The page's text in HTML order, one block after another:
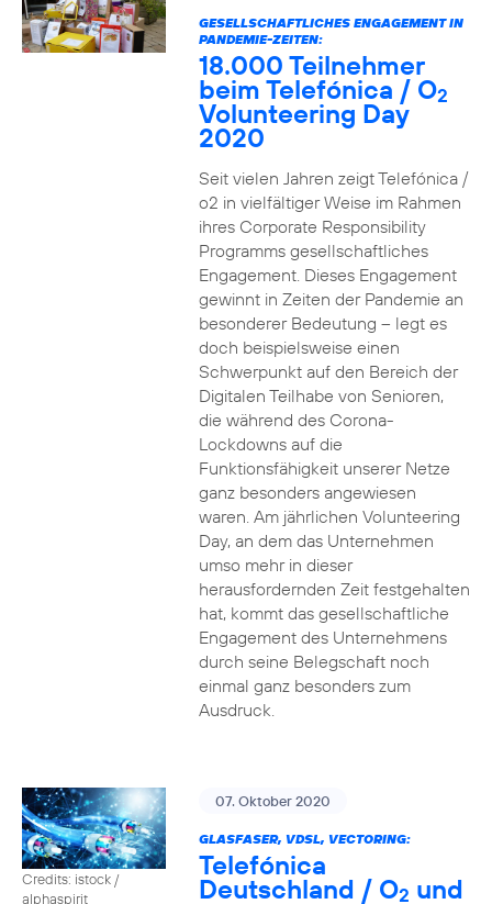
GESELLSCHAFTLICHES ENGAGEMENT IN
PANDEMIE-ZEITEN:
18.000 Teilnehmer
beim Telefónica / O2
Volunteering Day
2020
Seit vielen Jahren zeigt Telefónica /
o2 in vielfältiger Weise im Rahmen
ihres Corporate Responsibility
Programms gesellschaftliches
Engagement. Dieses Engagement
gewinnt in Zeiten der Pandemie an
besonderer Bedeutung – legt es
doch beispielsweise einen
Schwerpunkt auf den Bereich der
Digitalen Teilhabe von Senioren,
die während des Corona-
Lockdowns auf die
Funktionsfähigkeit unserer Netze
ganz besonders angewiesen
waren. Am jährlichen Volunteering
Day, an dem das Unternehmen
umso mehr in dieser
herausfordernden Zeit festgehalten
hat, kommt das gesellschaftliche
Engagement des Unternehmens
durch seine Belegschaft noch
einmal ganz besonders zum
Ausdruck.
Credits: istock /
alphaspirit
07. Oktober 2020
GLASFASER, VDSL, VECTORING:
Telefónica
Deutschland / O2 und